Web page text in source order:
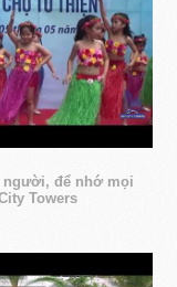
người, để nhớ mọi
Towers